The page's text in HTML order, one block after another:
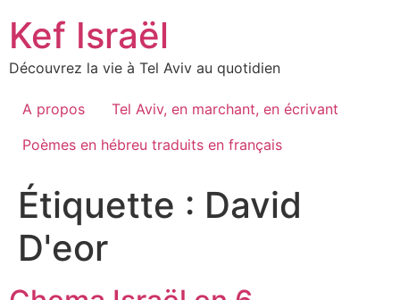
content
Kef Israël
Découvrez la vie à Tel Aviv au quotidien
A propos
Tel Aviv, en marchant, en écrivant
Poèmes en hébreu traduits en français
Étiquette : David
D'eor